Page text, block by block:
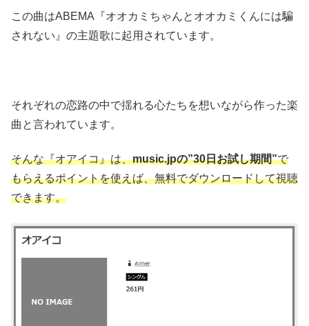
この曲はABEMA『オオカミちゃんとオオカミくんには騙
されない』の主題歌に起用されています。
それぞれの恋路の中で揺れる心たちを想いながら作った楽
曲と言われています。
そんな『オアイコ』は、music.jpの”30日お試し期間”で
もらえるポイントを使えば、無料でダウンロードして視聴
できます。